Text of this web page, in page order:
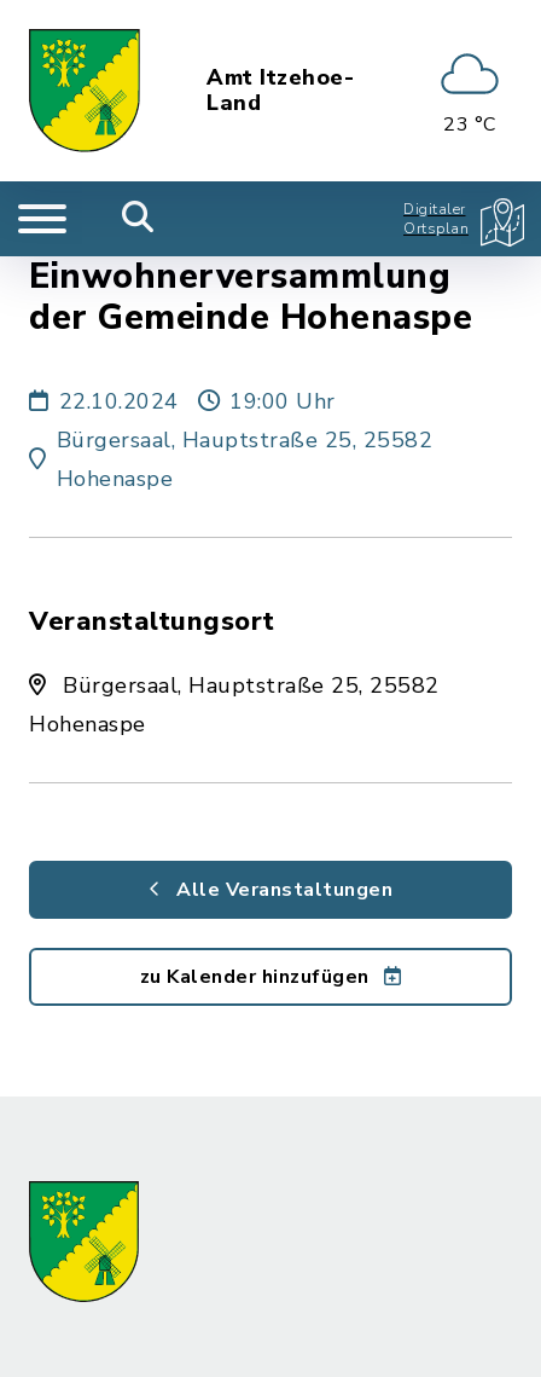
Amt Itzehoe-
Land
23 °C
Digitaler
Ortsplan
Einwohnerversammlung
der Gemeinde Hohenaspe
22.10.2024
19:00 Uhr
Bürgersaal, Hauptstraße 25, 25582
Hohenaspe
Veranstaltungsort
Bürgersaal, Hauptstraße 25, 25582
Hohenaspe
Alle Veranstaltungen
zu Kalender hinzufügen